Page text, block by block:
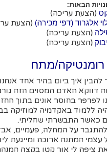
הבאות:
(הצעת עריכה)
אלגרוד (דפי מכירה) (הצעת
(הצעת עריכה)
(הצעת עריכה)
רומנטיקה/מתח
איך ביום בהיר אחד
דווקא האדם המסוים הזה
לפרפר בחוסר אונים בתוך
ללמוד באקדמיה למוזיקה
כאשר התבשרתי שחליתי.
על המחלה, פעמיים,
עצמי המתנה ארוכה ומייגעת
ציפה לי אור קטן בקצה